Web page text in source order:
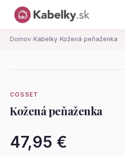
Domov› Kabelky› Kožená peňaženka
COSSET
Kožená peňaženka
47,95 €